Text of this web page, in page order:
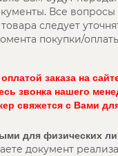
Все вопросы
следует
покупки/
заказа на
звонка нашего
свяжется с Вами
для физических
документ